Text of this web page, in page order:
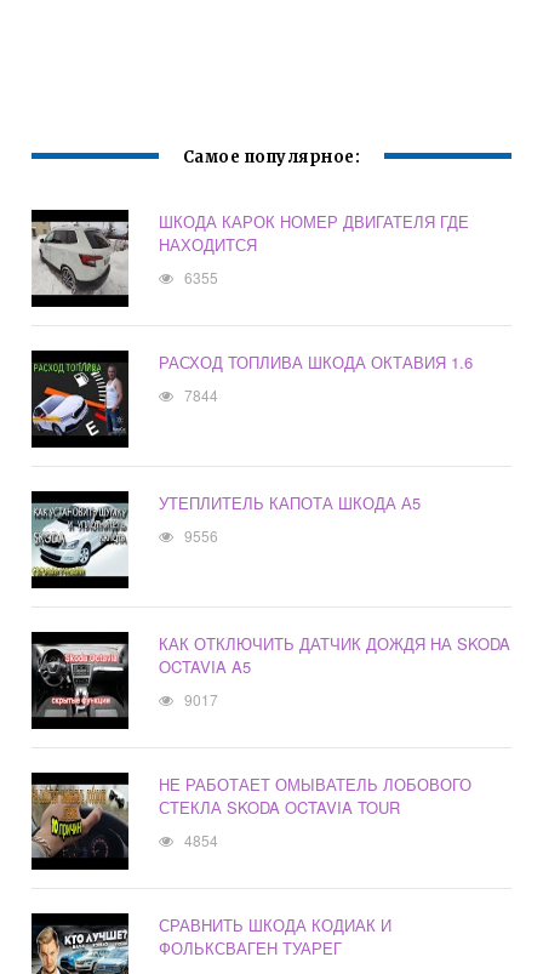
Самое популярное:
ШКОДА КАРОК НОМЕР ДВИГАТЕЛЯ ГДЕ
НАХОДИТСЯ
6355
РАСХОД ТОПЛИВА ШКОДА ОКТАВИЯ 1.6
7844
УТЕПЛИТЕЛЬ КАПОТА ШКОДА А5
9556
КАК ОТКЛЮЧИТЬ ДАТЧИК ДОЖДЯ НА SKODA
OCTAVIA A5
9017
НЕ РАБОТАЕТ ОМЫВАТЕЛЬ ЛОБОВОГО
СТЕКЛА SKODA OCTAVIA TOUR
4854
СРАВНИТЬ ШКОДА КОДИАК И
ФОЛЬКСВАГЕН ТУАРЕГ